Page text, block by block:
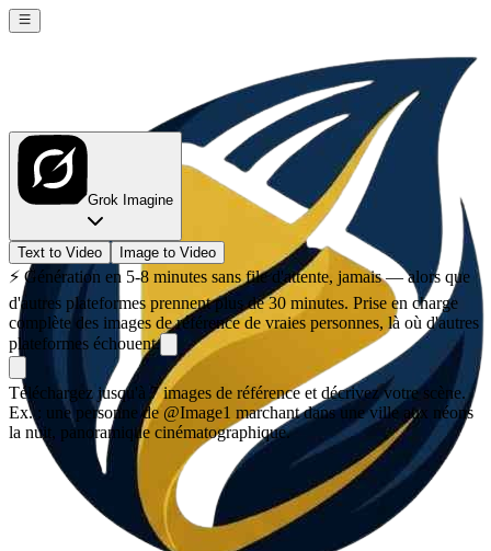
Grok Imagine
Text to Video Image to Video
⚡ Génération en 5-8 minutes sans file d'attente, jamais — alors que
d'autres plateformes prennent plus de 30 minutes. Prise en charge
complète des images de référence de vraies personnes, là où d'autres
plateformes échouent.
Téléchargez jusqu'à 7 images de référence et décrivez votre scène.
Ex. : une personne de @Image1 marchant dans une ville aux néons
la nuit, panoramique cinématographique.